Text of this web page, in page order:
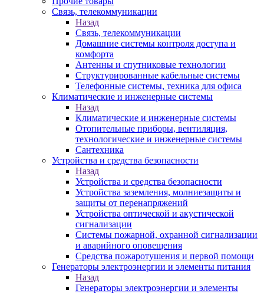
Связь, телекоммуникации
Назад
Связь, телекоммуникации
Домашние системы контроля доступа и
комфорта
Антенны и спутниковые технологии
Структурированные кабельные системы
Телефонные системы, техника для офиса
Климатические и инженерные системы
Назад
Климатические и инженерные системы
Отопительные приборы, вентиляция,
технологические и инженерные системы
Сантехника
Устройства и средства безопасности
Назад
Устройства и средства безопасности
Устройства заземления, молниезащиты и
защиты от перенапряжений
Устройства оптической и акустической
сигнализации
Системы пожарной, охранной сигнализации
и аварийного оповещения
Средства пожаротушения и первой помощи
Генераторы электроэнергии и элементы питания
Назад
Генераторы электроэнергии и элементы